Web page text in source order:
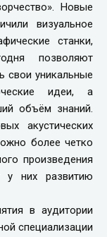
Новые
визуальное
станки,
позволяют
свои уникальные
идеи, а
объём знаний.
акустических
более четко
произведения
у них развитию
в аудитории
специализации